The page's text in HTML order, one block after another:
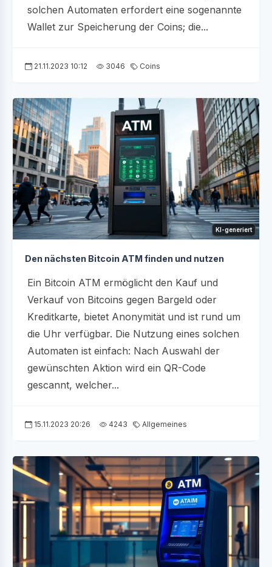
solchen Automaten erfordert eine sogenannte
Wallet zur Speicherung der Coins; die...
21.11.2023 10:12 3046 Coins
KI-generiert
Den nächsten Bitcoin ATM finden und nutzen
Ein Bitcoin ATM ermöglicht den Kauf und
Verkauf von Bitcoins gegen Bargeld oder
Kreditkarte, bietet Anonymität und ist rund um
die Uhr verfügbar. Die Nutzung eines solchen
Automaten ist einfach: Nach Auswahl der
gewünschten Aktion wird ein QR-Code
gescannt, welcher...
15.11.2023 20:26 4243 Allgemeines